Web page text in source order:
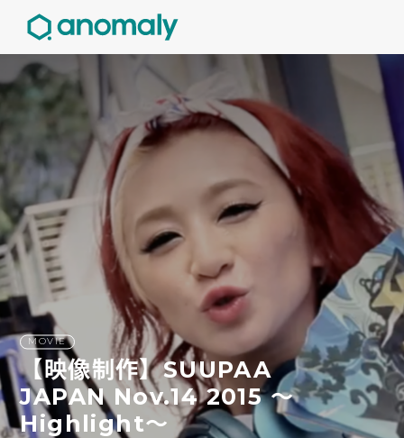
MOVIE
【映像制作】SUUPAA
JAPAN Nov.14 2015 〜
Highlight〜